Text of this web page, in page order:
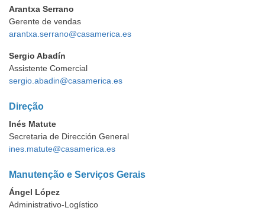
Arantxa Serrano
Gerente de vendas
arantxa.serrano@casamerica.es
Sergio Abadín
Assistente Comercial
sergio.abadin@casamerica.es
Direção
Inés Matute
Secretaria de Dirección General
ines.matute@casamerica.es
Manutenção e Serviços Gerais
Ángel López
Administrativo-Logístico